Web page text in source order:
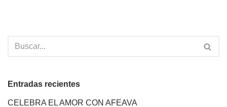
Entradas recientes
CELEBRA EL AMOR CON AFEAVA